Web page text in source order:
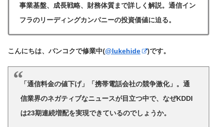
事業基盤、成長戦略、財務体質まで詳しく解説。通信イン
フラのリーディングカンパニーの投資価値に迫る。
こんにちは、バンコクで修業中(@lukehide )です。
「通信料金の値下げ」「携帯電話会社の競争激化」。通
信業界のネガティブなニュースが目立つ中で、なぜKDDI
は23期連続増配を実現できているのでしょうか。